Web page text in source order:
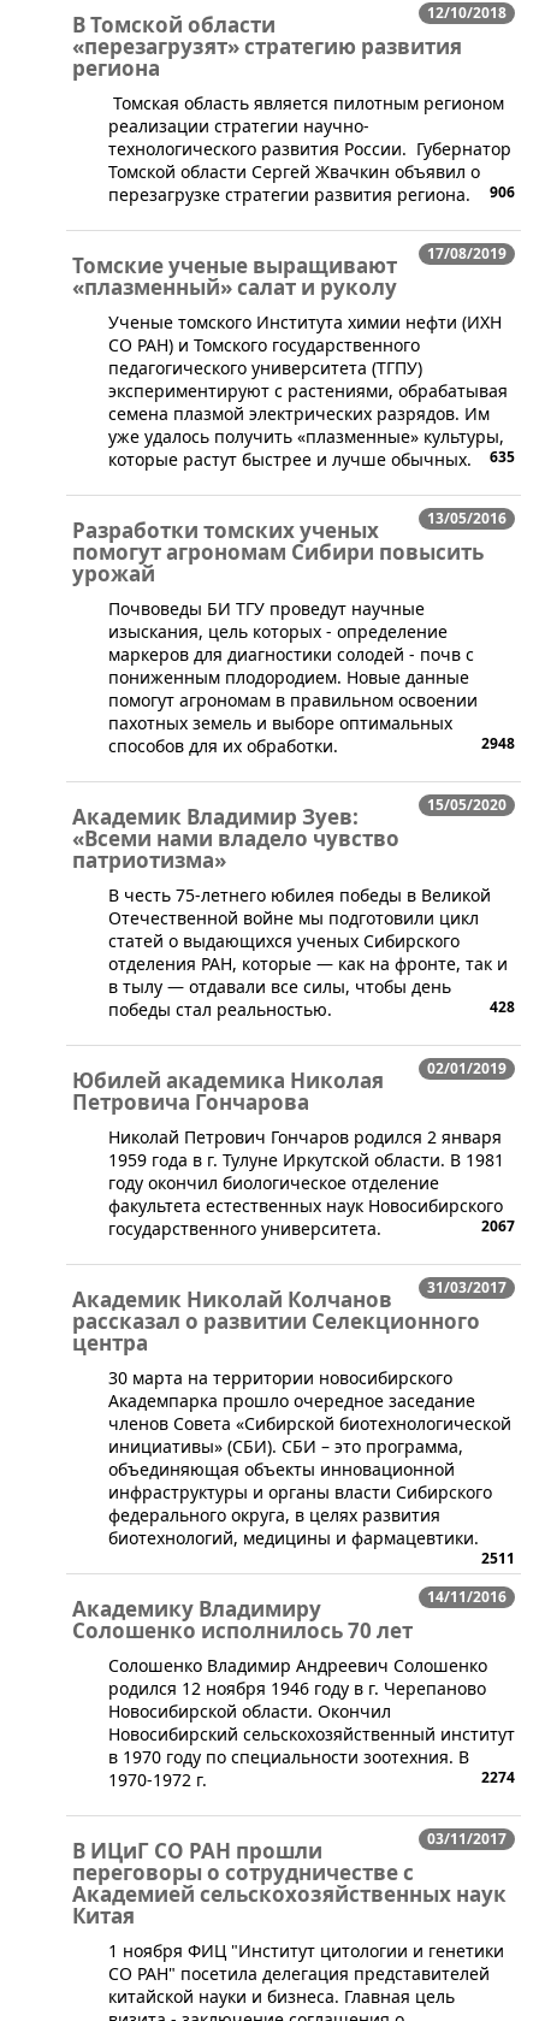
12/10/2018
В Томской области
«перезагрузят» стратегию развития
региона
Томская область является пилотным регионом
реализации стратегии научно-
технологического развития России. Губернатор
Томской области Сергей Жвачкин объявил о
перезагрузке стратегии развития региона.
906
17/08/2019
Томские ученые выращивают
«плазменный» салат и руколу
​Ученые томского Института химии нефти (ИХН
СО РАН) и Томского государственного
педагогического университета (ТГПУ)
экспериментируют с растениями, обрабатывая
семена плазмой электрических разрядов. Им
уже удалось получить «плазменные» культуры,
которые растут быстрее и лучше обычных.
635
13/05/2016
Разработки томских ученых
помогут агрономам Сибири повысить
урожай
​Почвоведы БИ ТГУ проведут научные
изыскания, цель которых - определение
маркеров для диагностики солодей - почв с
пониженным плодородием. Новые данные
помогут агрономам в правильном освоении
пахотных земель и выборе оптимальных
способов для их обработки.
2948
15/05/2020
Академик Владимир Зуев:
«Всеми нами владело чувство
патриотизма»
В честь 75-летнего юбилея победы в Великой
Отечественной войне мы подготовили цикл
статей о выдающихся ученых Сибирского
отделения РАН, которые — как на фронте, так и
в тылу — отдавали все силы, чтобы день
победы стал реальностью.
428
02/01/2019
Юбилей академика Николая
Петровича Гончарова
​Николай Петрович Гончаров родился 2 января
1959 года в г. Тулуне Иркутской области. В 1981
году окончил биологическое отделение
факультета естественных наук Новосибирского
государственного университета.
2067
31/03/2017
Академик Николай Колчанов
рассказал о развитии Селекционного
центра
30 марта на территории новосибирского
Академпарка прошло очередное заседание
членов Совета «Сибирской биотехнологической
инициативы» (СБИ). СБИ – это программа,
объединяющая объекты инновационной
инфраструктуры и органы власти Сибирского
федерального округа, в целях развития
биотехнологий, медицины и фармацевтики.
2511
14/11/2016
Академику Владимиру
Солошенко исполнилось 70 лет
​Солошенко Владимир Андреевич Солошенко
родился 12 ноября 1946 году в г. Черепаново
Новосибирской области. Окончил
Новосибирский сельскохозяйственный институт
в 1970 году по специальности зоотехния. В
1970-1972 г.
2274
03/11/2017
​​В ИЦиГ СО РАН прошли
переговоры о сотрудничестве с
Академией сельскохозяйственных наук
Китая
1 ноября ФИЦ "Институт цитологии и генетики
СО РАН" посетила делегация представителей
китайской науки и бизнеса. Главная цель